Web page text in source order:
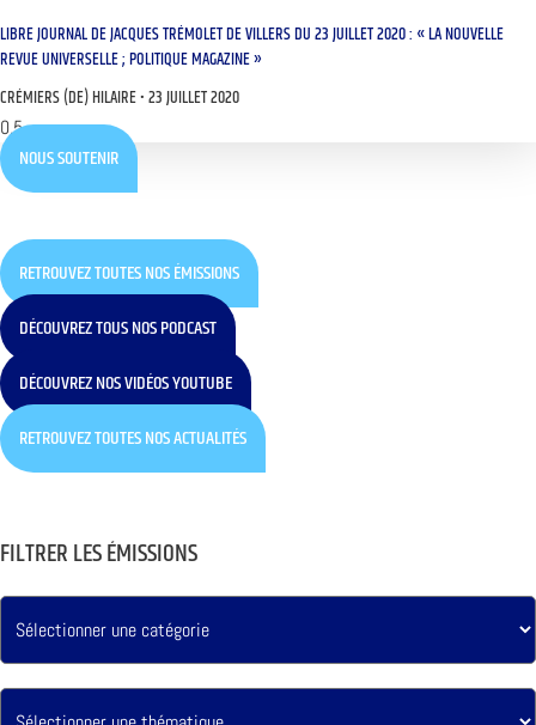
LIBRE JOURNAL DE JACQUES TRÉMOLET DE VILLERS DU 23 JUILLET 2020 : « LA NOUVELLE
REVUE UNIVERSELLE ; POLITIQUE MAGAZINE »
CRÉMIERS (DE) HILAIRE 23 JUILLET 2020
NOUS SOUTENIR
RETROUVEZ TOUTES NOS ÉMISSIONS
DÉCOUVREZ TOUS NOS PODCAST
DÉCOUVREZ NOS VIDÉOS YOUTUBE
RETROUVEZ TOUTES NOS ACTUALITÉS
FILTRER LES ÉMISSIONS